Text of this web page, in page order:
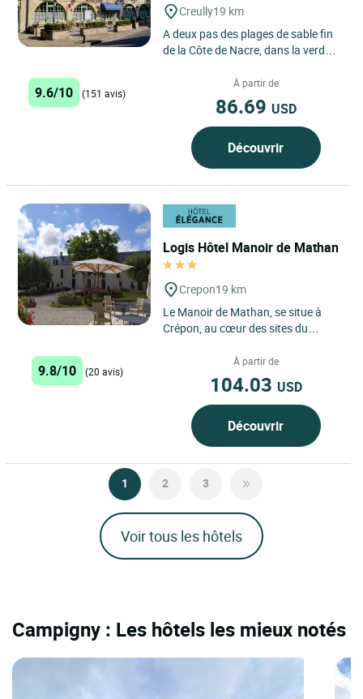
Creully19 km
A deux pas des plages de sable fin
de la Côte de Nacre, dans la verdure
Martin" vous recevra...
9.6/10 (151 avis)
À partir de
86.69 USD
Découvrir
Logis Hôtel Manoir de Mathan
Crepon19 km
Le Manoir de Mathan, se situe à
Crépon, au cœur des sites du
et à 5km d’Arromanches,...
9.8/10 (20 avis)
À partir de
104.03 USD
Découvrir
1 2 3
Voir tous les hôtels
Campigny : Les hôtels les mieux notés